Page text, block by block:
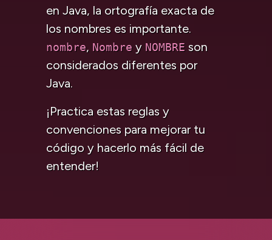
en Java, la ortografía exacta de
los nombres es importante.
nombre, Nombre y NOMBRE son
considerados diferentes por
Java.
¡Practica estas reglas y
convenciones para mejorar tu
código y hacerlo más fácil de
entender!